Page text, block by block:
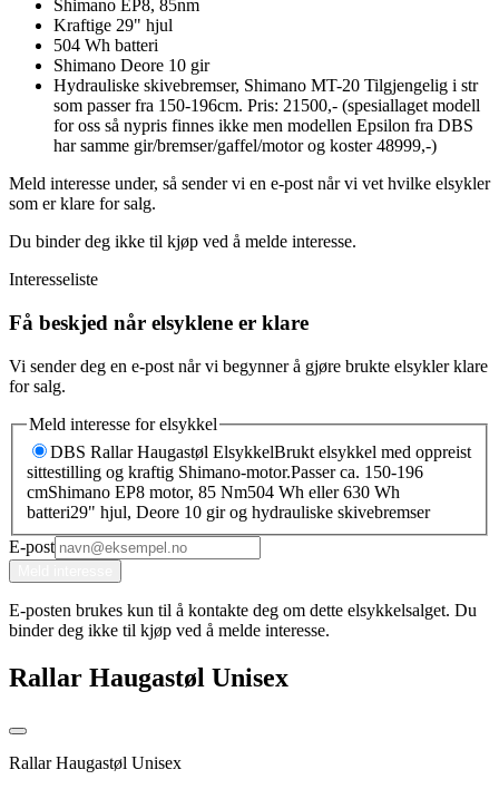
Shimano EP8, 85nm
Kraftige 29" hjul
504 Wh batteri
Shimano Deore 10 gir
Hydrauliske skivebremser, Shimano MT-20 Tilgjengelig i str
som passer fra 150-196cm. Pris: 21500,- (spesiallaget modell
for oss så nypris finnes ikke men modellen Epsilon fra DBS
har samme gir/bremser/gaffel/motor og koster 48999,-)
Meld interesse under, så sender vi en e-post når vi vet hvilke elsykler
som er klare for salg.
Du binder deg ikke til kjøp ved å melde interesse.
Interesseliste
Få beskjed når elsyklene er klare
Vi sender deg en e-post når vi begynner å gjøre brukte elsykler klare
for salg.
Meld interesse for elsykkel
DBS Rallar Haugastøl ElsykkelBrukt elsykkel med oppreist
sittestilling og kraftig Shimano-motor.Passer ca. 150-196
cmShimano EP8 motor, 85 Nm504 Wh eller 630 Wh
batteri29" hjul, Deore 10 gir og hydrauliske skivebremser
E-post
E-posten brukes kun til å kontakte deg om dette elsykkelsalget. Du
binder deg ikke til kjøp ved å melde interesse.
Rallar Haugastøl Unisex
Rallar Haugastøl Unisex